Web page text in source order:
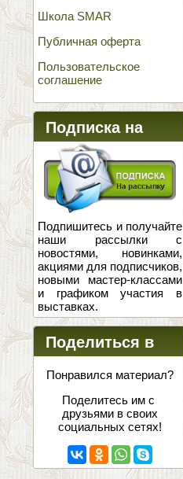
Школа SMAR
Публичная оферта
Пользовательское
соглашение
Подписка на
новости
Подпишитесь и получайте
наши рассылки с
новостями, новинками,
акциями для подписчиков,
новыми мастер-классами
и графиком участия в
выставках.
Поделиться в
соцсетях
Понравился материал?
Поделитесь им с
друзьями в своих
социальных сетях!